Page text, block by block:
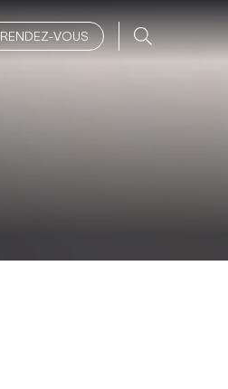
RENDEZ-VOUS